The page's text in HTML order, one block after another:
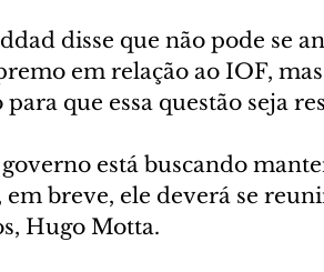
disse que não pode se
em relação ao IOF,
que essa questão seja
está buscando
em breve, ele deverá se
Hugo Motta.